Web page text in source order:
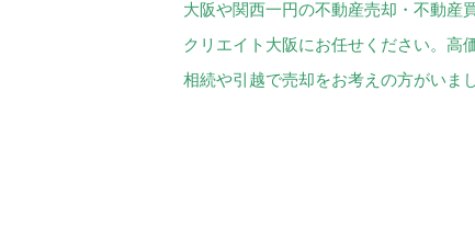
大阪や関西一円の不動産売却・不動産
クリエイト大阪にお任せください。高
相続や引越で売却をお考えの方がいま